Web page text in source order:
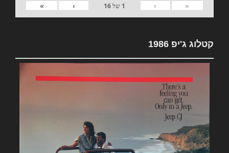
«
‹
1 של16
›
»
קטלוג ג'יפ 1986